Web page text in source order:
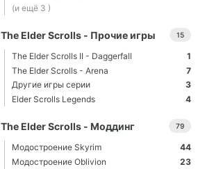
(и ещё 3 )
15
The Elder Scrolls - Прочие игры
1
The Elder Scrolls II - Daggerfall
7
The Elder Scrolls - Arena
3
Другие игры серии
4
Elder Scrolls Legends
79
The Elder Scrolls - Моддинг
44
Модостроение Skyrim
23
Модостроение Oblivion